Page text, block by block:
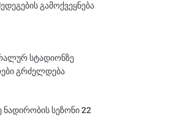
გამოქვეყნება
სტადიონზე
გრძელდება
სეზონი 22